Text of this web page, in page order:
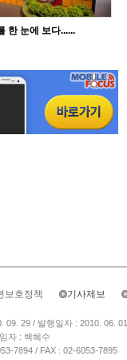
한 눈에 보다......
보호정책 기사제보
09. 29 / 발행일자 : 2010. 06. 01
자 : 백혜수
7894 / FAX : 02-6053-7895